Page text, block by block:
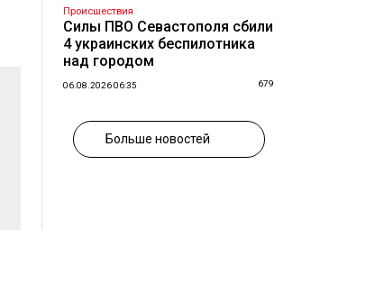
Происшествия
Силы ПВО Севастополя сбили
4 украинских беспилотника
над городом
06.08.2026 06:35 679
Больше новостей